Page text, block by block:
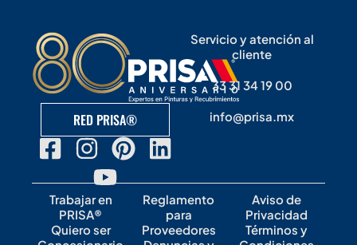
RED PRISA®
Servicio y atención al
cliente
33 31 34 19 00
info@prisa.mx
Trabajar en
PRISA®
Quiero ser
Reglamento
para
Proveedores
Aviso de
Privacidad
Términos y